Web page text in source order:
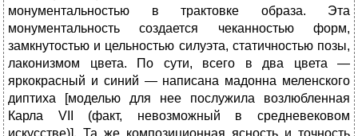
монументальностью в трактовке образа. Эта
монументальность создается чеканностью форм,
замкнутостью и цельностью силуэта, статичностью позы,
лако­низмом цвета. По сути, всего в два цвета —
яркокрасный и синий — написана мадонна меленского
диптиха [моделью для нее послужила возлюбленная
Карла VII (факт, невозможный в средневековом